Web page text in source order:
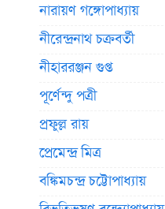
নারায়ণ গঙ্গোপাধ্যায়
নীরেন্দ্রনাথ চক্রবর্তী
নীহাররঞ্জন গুপ্ত
পূর্ণেন্দু পত্রী
প্রফুল্ল রায়
প্রেমেন্দ্র মিত্র
বঙ্কিমচন্দ্র চট্টোপাধ্যায়